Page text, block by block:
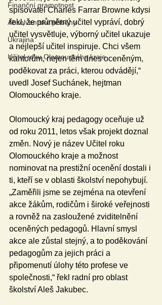
Finanční gramotnost
Absolventské příběhy
Ukrajina
Učitel roku Olomouckého kraje
spisovatel Charles Farrar Browne kdysi
řekl, že průměrný učitel vypráví, dobrý
učitel vysvětluje, výborný učitel ukazuje
a nejlepší učitel inspiruje. Chci všem
kantorům, nejen těm dnes oceněným,
poděkovat za práci, kterou odvádějí,“
uvedl Josef Suchánek, hejtman
Olomouckého kraje.
Olomoucký kraj pedagogy oceňuje už
od roku 2011, letos však projekt doznal
změn. Nový je název Učitel roku
Olomouckého kraje a možnost
nominovat na prestižní ocenění dostali i
ti, kteří se v oblasti školství nepohybují.
„Zaměřili jsme se zejména na otevření
akce žákům, rodičům i široké veřejnosti
a rovněž na zasloužené zviditelnění
oceněných pedagogů. Hlavní smysl
akce ale zůstal stejný, a to poděkování
pedagogům za jejich práci a
připomenutí úlohy této profese ve
společnosti,“ řekl radní pro oblast
školství Aleš Jakubec.